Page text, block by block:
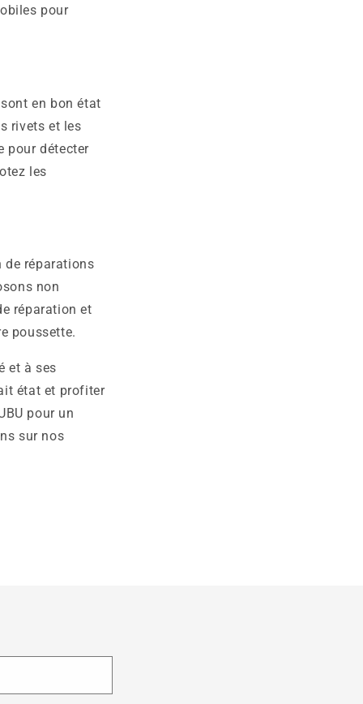
pour
en bon état
rivets et les
pour détecter
les
de réparations
non
réparation et
poussette.
et à ses
état et profiter
pour un
sur nos